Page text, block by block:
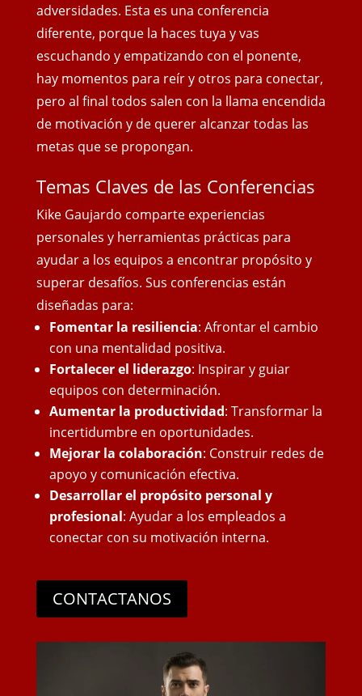
adversidades. Esta es una conferencia
diferente, porque la haces tuya y vas
escuchando y empatizando con el ponente,
hay momentos para reír y otros para conectar,
pero al final todos salen con la llama encendida
de motivación y de querer alcanzar todas las
metas que se propongan.
Temas Claves de las Conferencias
Kike Gaujardo comparte experiencias
personales y herramientas prácticas para
ayudar a los equipos a encontrar propósito y
superar desafíos. Sus conferencias están
diseñadas para:
Fomentar la resiliencia: Afrontar el cambio
con una mentalidad positiva.
Fortalecer el liderazgo: Inspirar y guiar
equipos con determinación.
Aumentar la productividad: Transformar la
incertidumbre en oportunidades.
Mejorar la colaboración: Construir redes de
apoyo y comunicación efectiva.
Desarrollar el propósito personal y
profesional: Ayudar a los empleados a
conectar con su motivación interna.
CONTACTANOS